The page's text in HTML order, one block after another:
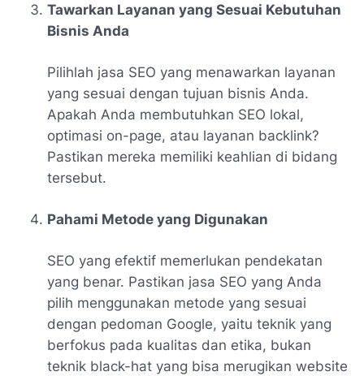
Tawarkan Layanan yang Sesuai Kebutuhan
Bisnis Anda
Pilihlah jasa SEO yang menawarkan layanan
yang sesuai dengan tujuan bisnis Anda.
Apakah Anda membutuhkan SEO lokal,
optimasi on-page, atau layanan backlink?
Pastikan mereka memiliki keahlian di bidang
tersebut.
Pahami Metode yang Digunakan
SEO yang efektif memerlukan pendekatan
yang benar. Pastikan jasa SEO yang Anda
pilih menggunakan metode yang sesuai
dengan pedoman Google, yaitu teknik yang
berfokus pada kualitas dan etika, bukan
teknik black-hat yang bisa merugikan website